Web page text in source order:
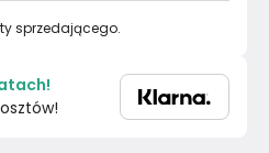
sprzedającego.